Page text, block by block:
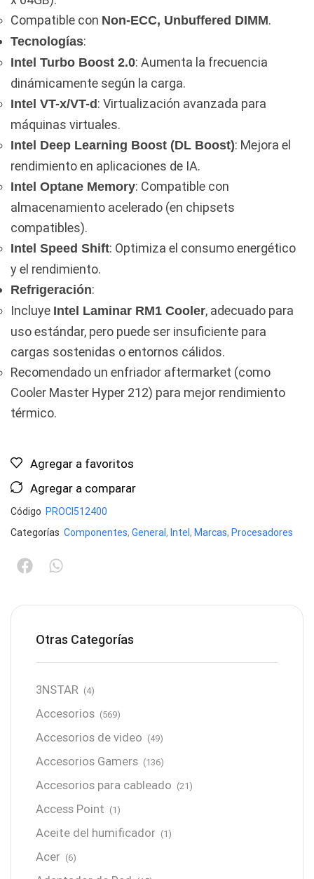
Compatible con Non-ECC, Unbuffered DIMM.
Tecnologías:
Intel Turbo Boost 2.0: Aumenta la frecuencia
dinámicamente según la carga.
Intel VT-x/VT-d : Virtualización avanzada para
máquinas virtuales.
Intel Deep Learning Boost (DL Boost): Mejora el
rendimiento en aplicaciones de IA.
Intel Optane Memory: Compatible con
almacenamiento acelerado (en chipsets
compatibles).
Intel Speed Shift: Optimiza el consumo energético
y el rendimiento.
Refrigeración:
Incluye Intel Laminar RM1 Cooler, adecuado para
uso estándar, pero puede ser insuficiente para
cargas sostenidas o entornos cálidos.
Recomendado un enfriador aftermarket (como
Cooler Master Hyper 212) para mejor rendimiento
térmico.
Agregar a favoritos
Agregar a comparar
Código PROCI512400
Categorías Componentes, General , Intel , Marcas, Procesadores
Otras Categorías
3NSTAR (4)
Accesorios (569)
Accesorios de video (49)
Accesorios Gamers (136)
Accesorios para cableado (21)
Access Point (1)
Aceite del humificador (1)
Acer (6)